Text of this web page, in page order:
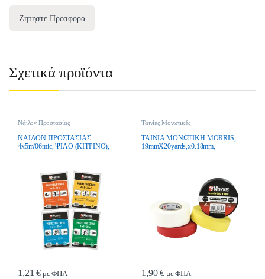
Ζητηστε Προσφορα
Σχετικά προϊόντα
Νάιλον Προστασίας
ΝΑΪΛΟΝ ΠΡΟΣΤΑΣΙΑΣ
4x5m/06mic, ΨΙΛΟ (ΚΙΤΡΙΝΟ),
1,21€ με ΦΠΑ
Ταινίες Μονωτικές
ΤΑΙΝΙΑ ΜΟΝΩΤΙΚΗ MORRIS,
19mmX20yards,x0.18mm,
1,90€ με ΦΠΑ